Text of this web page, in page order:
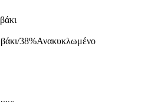
38%Ανακυκλωμένο